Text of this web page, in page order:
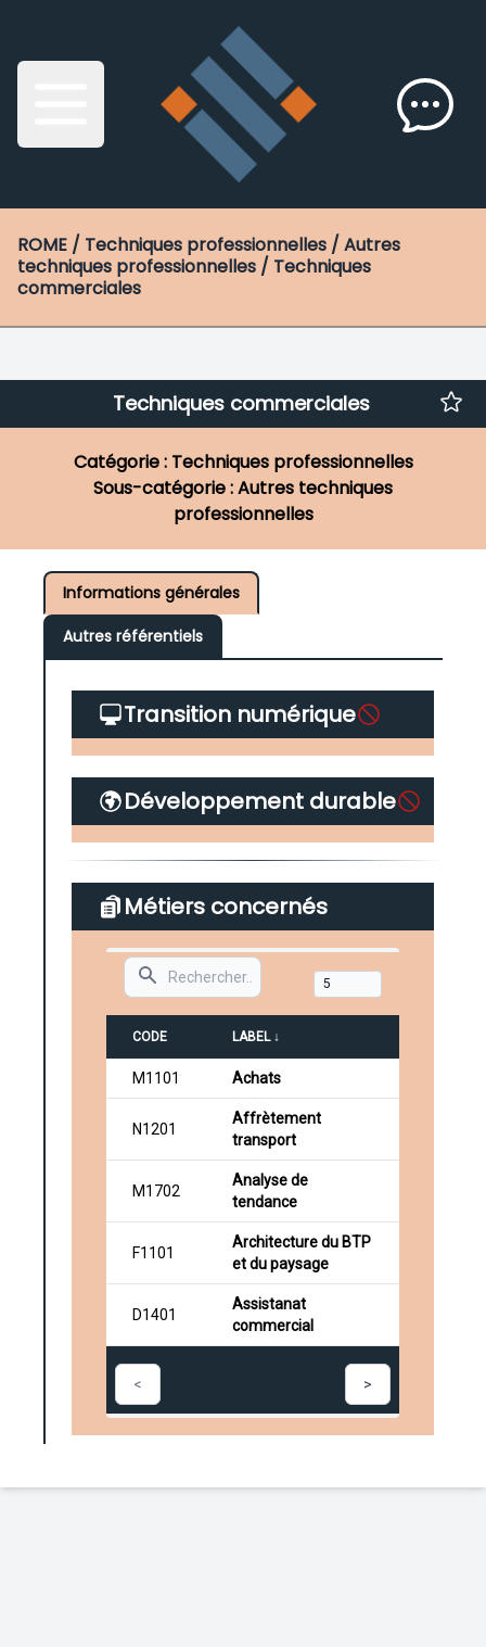
ROME / Techniques professionnelles / Autres
techniques professionnelles / Techniques
commerciales
Techniques commerciales
Catégorie : Techniques professionnelles
Sous-catégorie : Autres techniques
professionnelles
Informations générales
Autres référentiels
Transition numérique
Développement durable
Métiers concernés
Search
CODE LABEL ↓
M1101 Achats
N1201
Affrètement
transport
M1702
Analyse de
tendance
F1101
Architecture du BTP
et du paysage
D1401
Assistanat
commercial
< >